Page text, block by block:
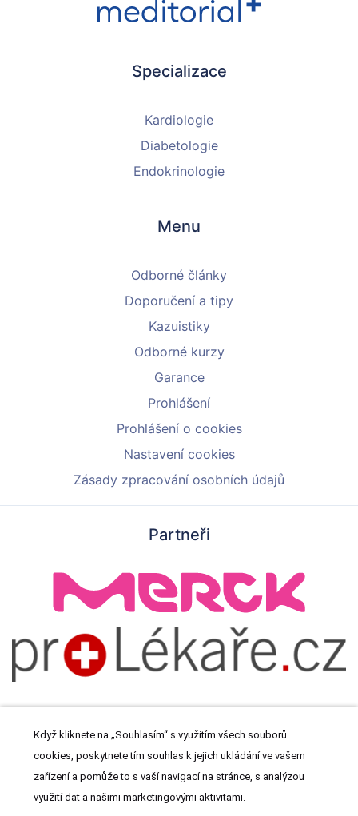
Specializace
Kardiologie
Diabetologie
Endokrinologie
Menu
Odborné články
Doporučení a tipy
Kazuistiky
Odborné kurzy
Garance
Prohlášení
Prohlášení o cookies
Nastavení cookies
Zásady zpracování osobních údajů
Partneři
© 2026 Meditorial s.r.o. Všechna práva vyhrazena.
Když kliknete na „Souhlasím“ s využitím všech souborů
cookies, poskytnete tím souhlas k jejich ukládání ve vašem
zařízení a pomůže to s vaší navigací na stránce, s analýzou
využití dat a našimi marketingovými aktivitami.